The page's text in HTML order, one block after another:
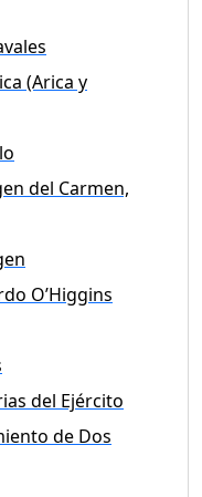
(Arica y
del Carmen,
O’Higgins
del Ejército
de Dos